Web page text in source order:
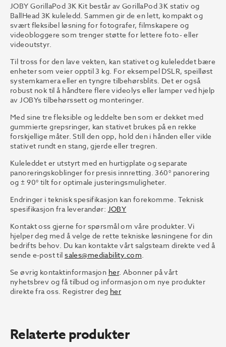
JOBY GorillaPod 3K Kit består av GorillaPod 3K stativ og
BallHead 3K kuleledd. Sammen gir de en lett, kompakt og
svært fleksibel løsning for fotografer, filmskapere og
videobloggere som trenger støtte for lettere foto- eller
videoutstyr.
Til tross for den lave vekten, kan stativet og kuleleddet bære
enheter som veier opptil 3 kg. For eksempel DSLR, speilløst
systemkamera eller en tyngre tilbehørsblits. Det er også
robust nok til å håndtere flere videolys eller lamper ved hjelp
av JOBYs tilbehørssett og monteringer.
Med sine tre fleksible og leddelte ben som er dekket med
gummierte grepsringer, kan stativet brukes på en rekke
forskjellige måter. Still den opp, hold den i hånden eller vikle
stativet rundt en stang, gjerde eller tregren.
Kuleleddet er utstyrt med en hurtigplate og separate
panoreringskoblinger for presis innretting. 360° panorering
og ± 90° tilt for optimale justeringsmuligheter.
Endringer i teknisk spesifikasjon kan forekomme. Teknisk
spesifikasjon fra leverandør: JOBY
Kontakt oss gjerne for spørsmål om våre produkter. Vi
hjelper deg med å velge de rette tekniske løsningene for din
bedrifts behov. Du kan kontakte vårt salgsteam direkte ved å
sende e-post tilsales@mediability.com.
Se øvrig kontaktinformasjon her. Abonner på vårt
nyhetsbrev og få tilbud og informasjon om nye produkter
direkte fra oss. Registrer deg her
Relaterte produkter